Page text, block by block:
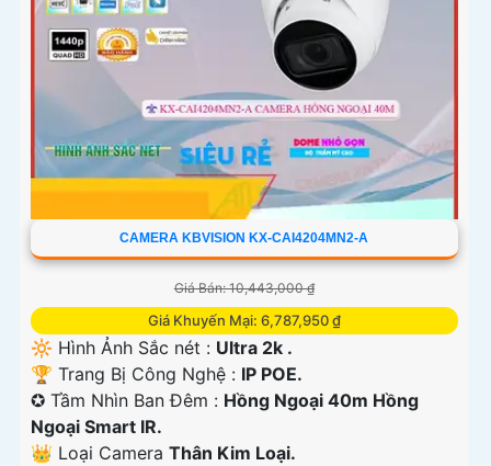
CAMERA KBVISION KX-CAI4204MN2-A
Giá Bán: 10,443,000 ₫
Giá Khuyến Mại: 6,787,950 ₫
🔆 Hình Ảnh Sắc nét : Ultra 2k .
🏆 Trang Bị Công Nghệ : IP POE.
✪ Tầm Nhìn Ban Đêm : Hồng Ngoại 40m Hồng
Ngoại Smart IR.
👑 Loại Camera Thân Kim Loại.